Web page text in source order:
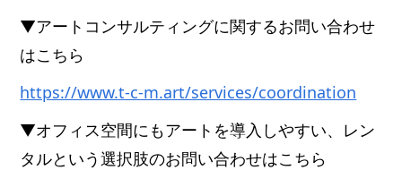
▼アートコンサルティングに関するお問い合わせ
はこちら
https://www.t-c-m.art/services/coordination
▼オフィス空間にもアートを導入しやすい、レン
タルという選択肢のお問い合わせはこちら